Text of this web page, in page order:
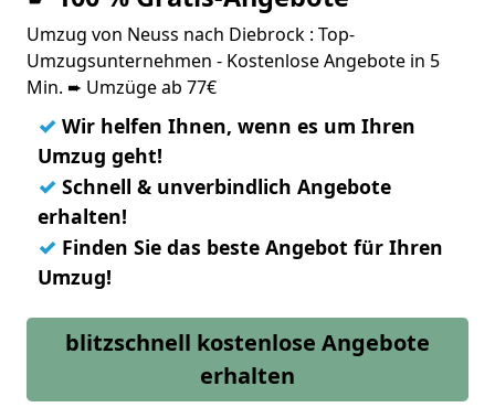
Umzug von Neuss nach Diebrock : Top-
Umzugsunternehmen - Kostenlose Angebote in 5
Min. ➨ Umzüge ab 77€
✓ Wir helfen Ihnen, wenn es um Ihren
Umzug geht!
✓ Schnell & unverbindlich Angebote
erhalten!
✓ Finden Sie das beste Angebot für Ihren
Umzug!
blitzschnell kostenlose Angebote
erhalten